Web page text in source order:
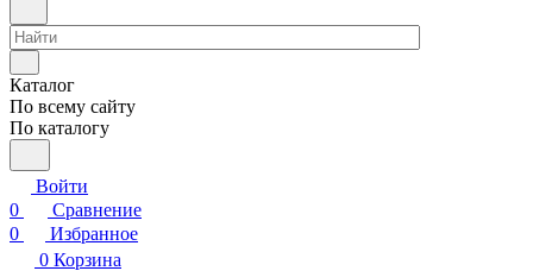
Каталог
По всему сайту
По каталогу
Войти
0
Сравнение
0
Избранное
0 Корзина